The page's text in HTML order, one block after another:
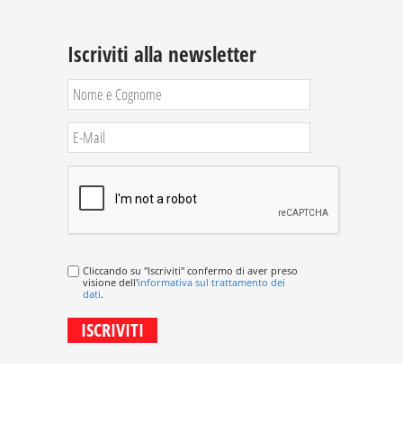
Iscriviti alla newsletter
Cliccando su "Iscriviti" confermo di aver preso
visione dell'informativa sul trattamento dei
dati.